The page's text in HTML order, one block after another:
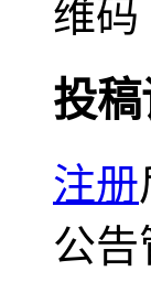
投
注册
公